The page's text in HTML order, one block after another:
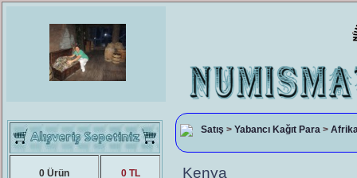
0 Ürün 0 TL
Satış >Yabancı Kağıt Para >
Kenya